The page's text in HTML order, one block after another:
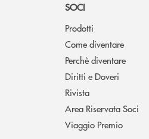
SOCI
Prodotti
Come diventare
Perchè diventare
Diritti e Doveri
Rivista
Area Riservata Soci
Viaggio Premio